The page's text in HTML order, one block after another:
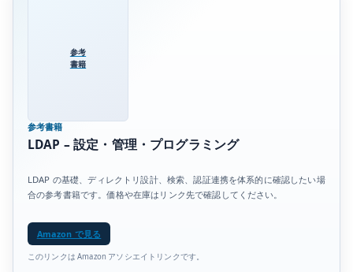
参考
書籍
参考書籍
LDAP – 設定・管理・プログラミング
LDAP の基礎、ディレクトリ設計、検索、認証連携を体系的に確認したい場
合の参考書籍です。価格や在庫はリンク先で確認してください。
Amazon で見る
このリンクは Amazon アソシエイトリンクです。